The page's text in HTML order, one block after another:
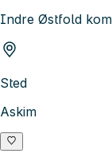
Indre Østfold
Sted
Askim